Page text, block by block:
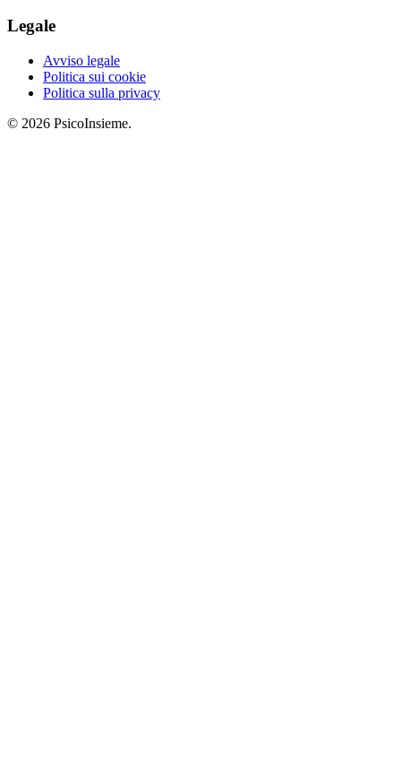
Legale
Avviso legale
Politica sui cookie
Politica sulla privacy
© 2026 PsicoInsieme.